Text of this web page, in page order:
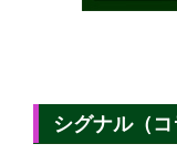
シグナル（コ